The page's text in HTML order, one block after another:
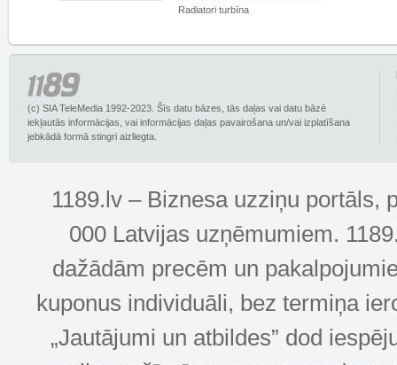
Radiatori turbīna
(c) SIA TeleMedia 1992-2023. Šīs datu bāzes, tās daļas vai datu bāzē
iekļautās informācijas, vai informācijas daļas pavairošana un/vai izplatīšana
jebkādā formā stingri aizliegta.
1189.lv – Biznesa uzziņu portāls,
000 Latvijas uzņēmumiem.
dažādām precēm un
kuponus individuāli, bez termiņa
„Jautājumi un atbildes” dod